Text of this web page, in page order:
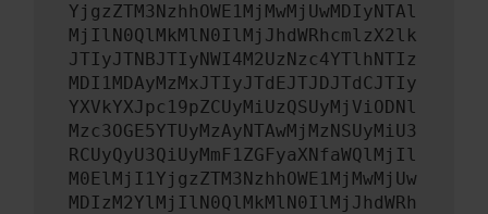
YjgzZTM3NzhhOWE1MjMwMjUwMDIyNTAl
MjIlN0QlMkMlN0IlMjJhdWRhcmlzX2lk
JTIyJTNBJTIyNWI4M2UzNzc4YTlhNTIz
MDI1MDAyMzMxJTIyJTdEJTJDJTdCJTIy
YXVkYXJpc19pZCUyMiUzQSUyMjViODNl
Mzc3OGE5YTUyMzAyNTAwMjMzNSUyMiU3
RCUyQyU3QiUyMmF1ZGFyaXNfaWQlMjIl
M0ElMjI1YjgzZTM3NzhhOWE1MjMwMjUw
MDIzM2YlMjIlN0QlMkMlN0IlMjJhdWRh